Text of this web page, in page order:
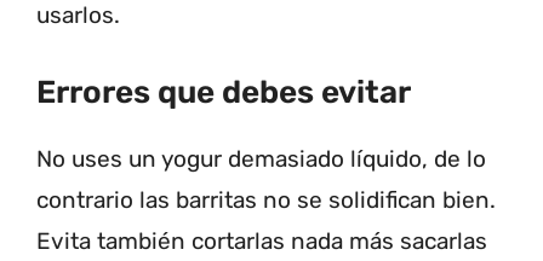
usarlos.
Errores que debes evitar
No uses un yogur demasiado líquido, de lo
contrario las barritas no se solidifican bien.
Evita también cortarlas nada más sacarlas